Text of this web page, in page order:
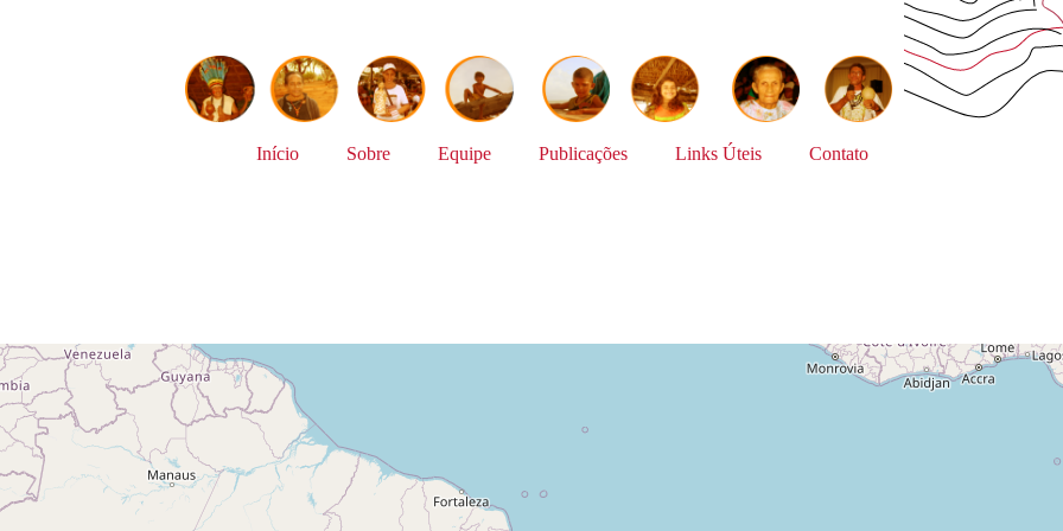
Início Sobre Equipe Publicações Links Úteis Contato